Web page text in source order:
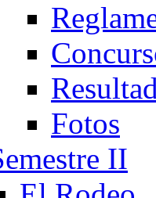
Fotos
II